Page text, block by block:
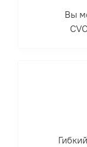
Вы